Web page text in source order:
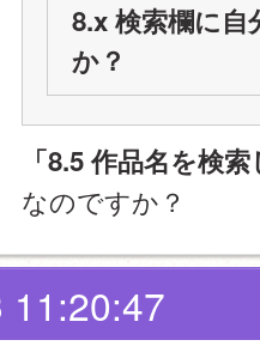
8.x 検索欄に
か？
「8.5 作品名を検
なのですか？
11:20:47